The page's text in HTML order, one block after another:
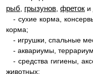
рыб грызунов фреток и
- сухие корма,
корма;
- игрушки, спальные
- аквариумы,
- средства гигиены,
животных;